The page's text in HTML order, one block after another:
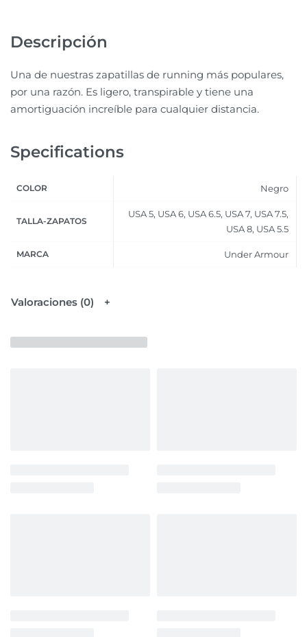
Descripción
Una de nuestras zapatillas de running más populares,
por una razón. Es ligero, transpirable y tiene una
amortiguación increíble para cualquier distancia.
Specifications
COLOR Negro
TALLA-ZAPATOS
USA 5, USA 6, USA 6.5, USA 7, USA 7.5,
USA 8, USA 5.5
MARCA Under Armour
Valoraciones (0)